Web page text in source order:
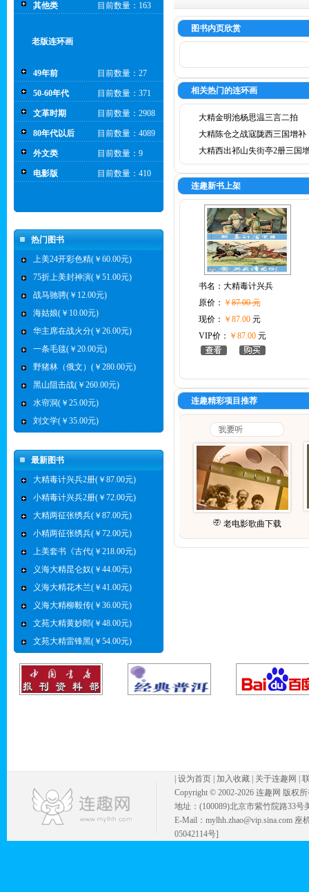
其他类 目前数量：163
老版连环画
49年前 目前数量：27
50-60年代 目前数量：371
文革时期 目前数量：2908
80年代以后 目前数量：4089
外文类 目前数量：9
电影版 目前数量：410
热门图书
上美24开彩色精(￥60.00元)
75折上美封神演(￥51.00元)
战马驰骋(￥12.00元)
海姑娘(￥10.00元)
华主席在战火分(￥26.00元)
一条毛毯(￥20.00元)
野猪林（俄文）(￥280.00元)
黑山阻击战(￥260.00元)
水帘洞(￥25.00元)
刘文学(￥35.00元)
最新图书
大精毒计兴兵2册(￥87.00元)
小精毒计兴兵2册(￥72.00元)
大精两征张绣兵(￥87.00元)
小精两征张绣兵(￥72.00元)
上美套书《古代(￥218.00元)
义海大精昆仑奴(￥44.00元)
义海大精花木兰(￥41.00元)
义海大精柳毅传(￥36.00元)
文苑大精黄妙郎(￥48.00元)
文苑大精雷锋黑(￥54.00元)
图书内页欣赏
相关热门的连环画
大精金明池杨思温三言二拍
大精陈仓之战寇陇西三国增补
大精西出祁山失街亭2册三国
连趣新书上架
书名： 大精毒计兴兵
原价： ￥87.00 元
现价： ￥87.00元
VIP价： ￥87.00元
连趣精彩项目推荐
老电影歌曲下载
设为首页 加入收藏 关于连趣网
Copyright © 2002-2026 连趣网 版权
地址：(100089)北京市紫竹院路33号
E-Mail：mylhh.zhao@vip.sina.com
05042114号]